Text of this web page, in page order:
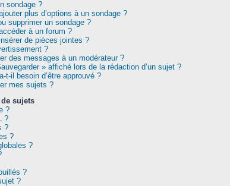
sondage ?
plus d’options à un sondage ?
supprimer un sondage ?
à un forum ?
de pièces jointes ?
?
des messages à un modérateur ?
» affiché lors de la rédaction d’un sujet ?
t-il besoin d’être approuvé ?
mes sujets ?
sujets
?
?
?
?
?
?
?